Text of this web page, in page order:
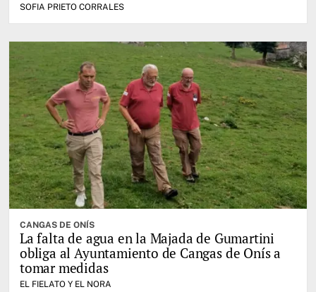
SOFIA PRIETO CORRALES
CANGAS DE ONÍS
La falta de agua en la Majada de Gumartini
obliga al Ayuntamiento de Cangas de Onís a
tomar medidas
EL FIELATO Y EL NORA